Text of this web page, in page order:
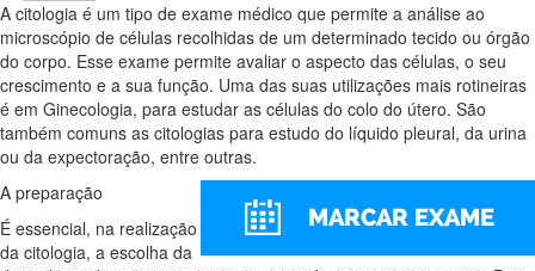
A citologia é um tipo de exame médico que permite a análise ao
microscópio de células recolhidas de um determinado tecido ou órgão
do corpo. Esse exame permite avaliar o aspecto das células, o seu
crescimento e a sua função. Uma das suas utilizações mais rotineiras
é em Ginecologia, para estudar as células do colo do útero. São
também comuns as citologias para estudo do líquido pleural, da urina
ou da expectoração, entre outras.
A preparação
É essencial, na realização
da citologia, a escolha da